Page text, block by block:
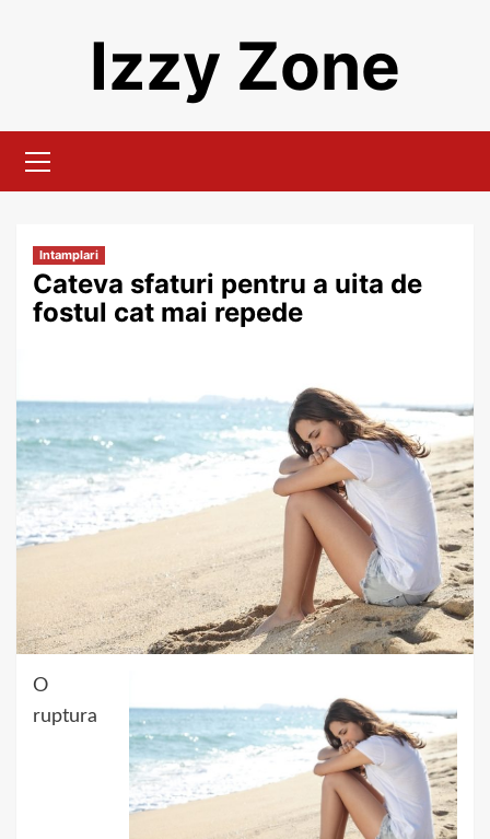
Izzy Zone
Menu
Intamplari
Cateva sfaturi pentru a uita de
fostul cat mai repede
O
ruptura